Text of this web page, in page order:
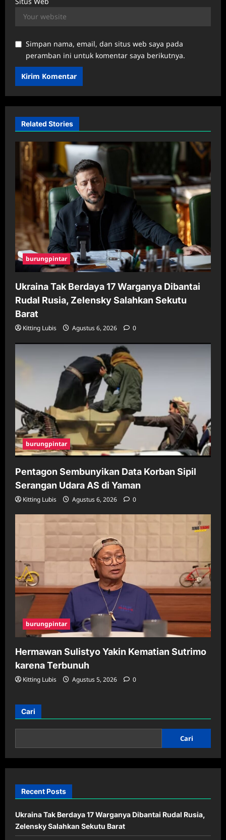
Simpan nama, email, dan situs web saya pada
peramban ini untuk komentar saya berikutnya.
Related Stories
burungpintar
Ukraina Tak Berdaya 17 Warganya Dibantai
Rudal Rusia, Zelensky Salahkan Sekutu
Barat
Kitting Lubis Agustus 6, 2026 0
burungpintar
Pentagon Sembunyikan Data Korban Sipil
Serangan Udara AS di Yaman
Kitting Lubis Agustus 6, 2026 0
burungpintar
Hermawan Sulistyo Yakin Kematian Sutrimo
karena Terbunuh
Kitting Lubis Agustus 5, 2026 0
Cari
Cari
Recent Posts
Ukraina Tak Berdaya 17 Warganya Dibantai Rudal Rusia,
Zelensky Salahkan Sekutu Barat